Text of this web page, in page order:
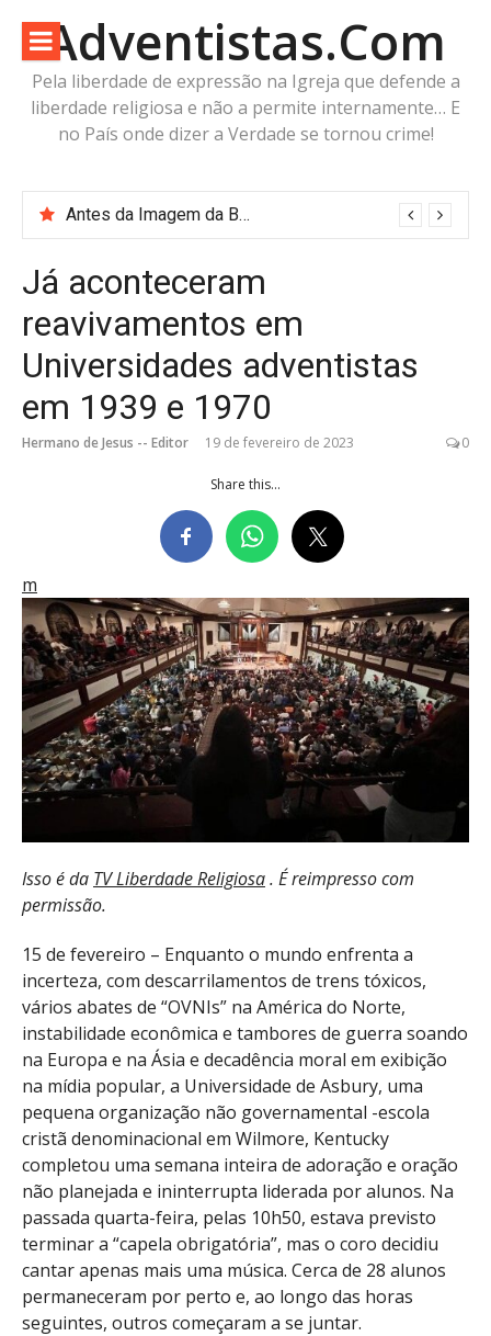
para
conteúdo
Adventistas.Com
Pela liberdade de expressão na Igreja que defende a
liberdade religiosa e não a permite internamente… E
no País onde dizer a Verdade se tornou crime!
Antes da Imagem da Besta: Estaria a Humanidade Construindo a Imagem Pré-Besta com cabeça de Cordeiro e Voz do Dragão?
“Robode” do Apocalipse? A imagem já existe. O corpo está pronto. Falta apenas o fôlego.
Já aconteceram
reavivamentos em
Universidades adventistas
em 1939 e 1970
Hermano de Jesus -- Editor 19 de fevereiro de 2023 0
Share this...
m
Isso é da TV Liberdade Religiosa. É reimpresso com
permissão.
15 de fevereiro – Enquanto o mundo enfrenta a
incerteza, com descarrilamentos de trens tóxicos,
vários abates de “OVNIs” na América do Norte,
instabilidade econômica e tambores de guerra soando
na Europa e na Ásia e decadência moral em exibição
na mídia popular, a Universidade de Asbury, uma
pequena organização não governamental -escola
cristã denominacional em Wilmore, Kentucky
completou uma semana inteira de adoração e oração
não planejada e ininterrupta liderada por alunos. Na
passada quarta-feira, pelas 10h50, estava previsto
terminar a “capela obrigatória”, mas o coro decidiu
cantar apenas mais uma música. Cerca de 28 alunos
permaneceram por perto e, ao longo das horas
seguintes, outros começaram a se juntar.